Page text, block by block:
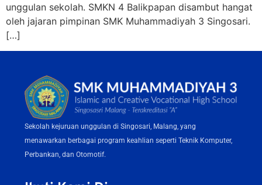
unggulan sekolah. SMKN 4 Balikpapan disambut hangat
oleh jajaran pimpinan SMK Muhammadiyah 3 Singosari.
[…]
Sekolah kejuruan unggulan di Singosari, Malang, yang
menawarkan berbagai program keahlian seperti Teknik Komputer,
Perbankan, dan Otomotif.